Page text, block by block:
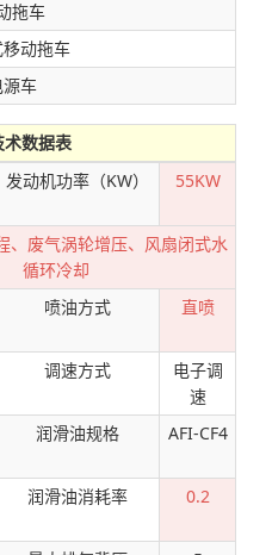
拖车
动拖车
车
数据表
发动机功率（KW） 55KW
、废气涡轮增压、风扇闭式水
循环冷却
喷油方式 直喷
调速方式
电子调
速
润滑油规格 AFI-CF4
润滑油消耗率 0.2